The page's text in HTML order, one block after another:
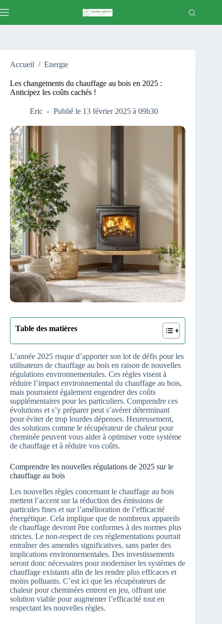
au
Accueil / Energie
Les changements du chauffage au bois en 2025 :
Anticipez les coûts cachés !
Eric Publié le 13 février 2025 à 09h30
Table des matières
L’année 2025 risque d’apporter son lot de défis pour les
utilisateurs de chauffage au bois en raison de nouvelles
régulations environnementales. Ces règles visent à
réduire l’impact environnemental du chauffage au bois,
mais pourraient également engendrer des coûts
supplémentaires pour les particuliers. Comprendre ces
évolutions et s’y préparer peut s’avérer déterminant
pour éviter de trop lourdes dépenses. Heureusement,
des solutions comme le récupérateur de chaleur pour
cheminée peuvent vous aider à optimiser votre système
de chauffage et à réduire vos coûts.
Comprendre les nouvelles régulations de 2025 sur le
chauffage au bois
Les nouvelles règles concernant le chauffage au bois
mettent l’accent sur la réduction des émissions de
particules fines et sur l’amélioration de l’efficacité
énergétique. Cela implique que de nombreux appareils
de chauffage devront être conformes à des normes plus
strictes. Le non-respect de ces réglementations pourrait
entraîner des amendes significatives, sans parler des
implications environnementales. Des investissements
seront donc nécessaires pour moderniser les systèmes de
chauffage existants afin de les rendre plus efficaces et
moins polluants. C’est ici que les récupérateurs de
chaleur pour cheminées entrent en jeu, offrant une
solution viable pour augmenter l’efficacité tout en
respectant les nouvelles règles.